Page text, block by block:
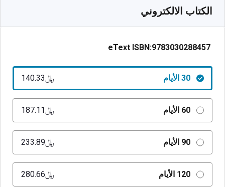
الكتاب الالكتروني
eText ISBN:9783030288457
30 الأيام ﷼‎140.33
60 الأيام ﷼‎187.11
90 الأيام ﷼‎233.89
120 الأيام ﷼‎280.66